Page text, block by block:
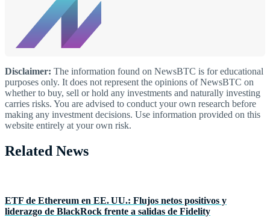
Disclaimer: The information found on NewsBTC is for educational
purposes only. It does not represent the opinions of NewsBTC on
whether to buy, sell or hold any investments and naturally investing
carries risks. You are advised to conduct your own research before
making any investment decisions. Use information provided on this
website entirely at your own risk.
Related News
ETF de Ethereum en EE. UU.: Flujos netos positivos y
liderazgo de BlackRock frente a salidas de Fidelity